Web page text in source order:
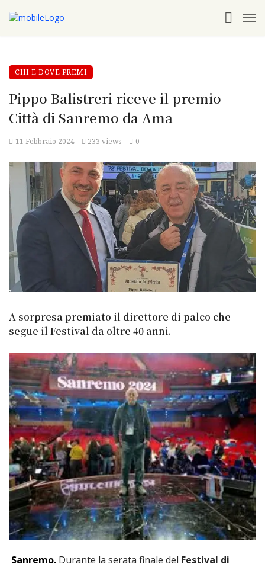
CHI E DOVE PREMI
Pippo Balistreri riceve il premio
Città di Sanremo da Ama
11 Febbraio 2024 233 views 0
A sorpresa premiato il direttore di palco che
segue il Festival da oltre 40 anni.
Sanremo. Durante la serata finale del Festival di